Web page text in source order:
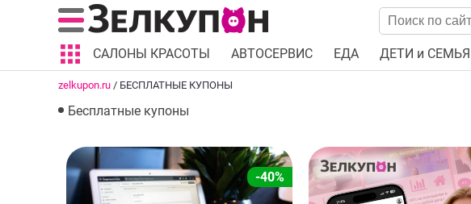
САЛОНЫ КРАСОТЫ АВТОСЕРВИС ЕДА ДЕТИ и СЕМЬЯ
zelkupon.ru / БЕСПЛАТНЫЕ КУПОНЫ
Бесплатные купоны
-40%